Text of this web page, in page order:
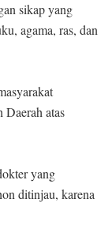
sikap yang
agama, ras, dan
Daerah atas
yang
ditinjau, karena